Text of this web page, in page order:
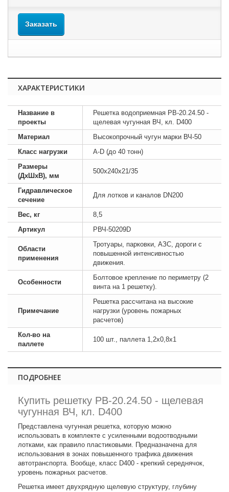
Заказать
ХАРАКТЕРИСТИКИ
Название в
проекты
Решетка водоприемная РВ-20.24.50 -
щелевая чугунная ВЧ, кл. D400
Материал
Высокопрочный чугун марки ВЧ-50
Класс нагрузки
А-D (до 40 тонн)
Размеры
(ДхШхВ), мм
500х240х21/35
Гидравлическое
сечение
Для лотков и каналов DN200
Вес, кг
8,5
Артикул
РВЧ-50209D
Области
применения
Тротуары, парковки, АЗС, дороги с
повышенной интенсивностью
движения.
Особенности
Болтовое крепление по периметру (2
винта на 1 решетку).
Примечание
Решетка рассчитана на высокие
нагрузки (уровень пожарных
расчетов)
Кол-во на
паллете
100 шт., паллета 1,2х0,8х1
ПОДРОБНЕЕ
Купить решетку РВ-20.24.50 - щелевая
чугунная ВЧ, кл. D400
Представлена чугунная решетка, которую можно
использовать в комплекте с усиленными водоотводными
лотками, как правило пластиковыми. Предназначена для
использования в зонах повышенного трафика движения
автотранспорта. Вообще, класс D400 - крепкий середнячок,
уровень пожарных расчетов.
Решетка имеет двухрядную щелевую структуру, глубину